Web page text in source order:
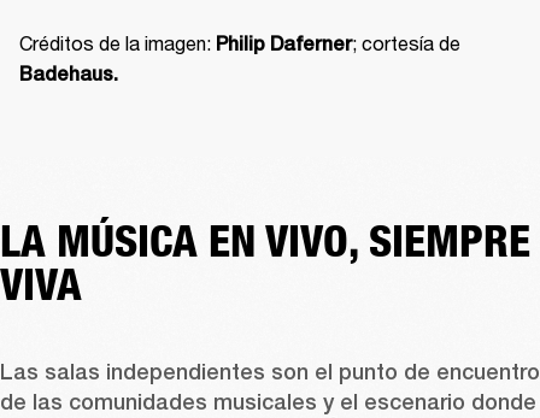
Créditos de la imagen: Philip Daferner
Badehaus.
LA MÚSICA EN VIVO, SIEMPRE
VIVA
Las salas independientes son el punto de encuentro
de las comunidades musicales y el escenario donde